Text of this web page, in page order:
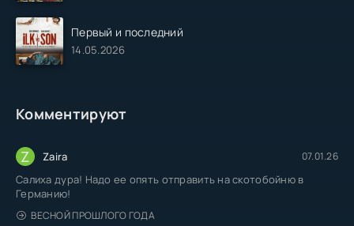
Первый и последний
14.05.2026
Комментируют
Z Zaira 07.01.26
Салиха дура! Надо ее опять отправить на скотобойню в
Германию!
ВЕСНОЙ ПРОШЛОГО ГОДА